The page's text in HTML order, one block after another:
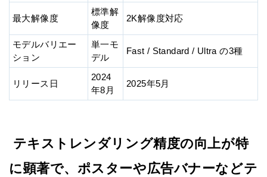
最大解像度
標準解
像度
2K解像度対応
モデルバリエー
ション
単一モ
デル
Fast / Standard / Ultra の3種
リリース日
2024
年8月
2025年5月
テキストレンダリング精度の向上が特
に顕著で、ポスターや広告バナーなどテ